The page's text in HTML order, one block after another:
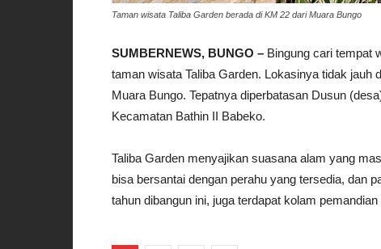
Taman wisata Taliba Garden berada di KM 22 dari Muara Bungo
SUMBERNEWS, BUNGO – Bingung cari tempat
taman wisata Taliba Garden. Lokasinya tidak
Muara Bungo. Tepatnya diperbatasan Dusun
Kecamatan Bathin II Babeko.
Taliba Garden menyajikan suasana alam yang
bisa bersantai dengan perahu yang tersedia, dan
tahun dibangun ini, juga terdapat kolam